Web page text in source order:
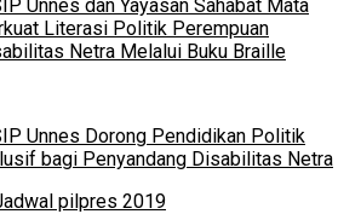
Unnes dan Yayasan Sahabat Mata
Literasi Politik Perempuan
Netra Melalui Buku Braille
Unnes Dorong Pendidikan Politik
bagi Penyandang Disabilitas Netra